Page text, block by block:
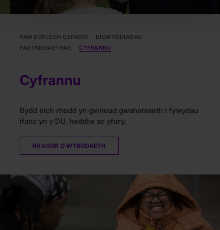
PAM DDYLECH GEFNOGI
DIGWYDDIADAU
PARTNERIAETHAU
CYFRANNU
Cyfrannu
Bydd eich rhodd yn gwneud gwahaniaeth i fywydau
ifanc yn y DU, heddiw ac yfory.
RHAGOR O WYBODAETH